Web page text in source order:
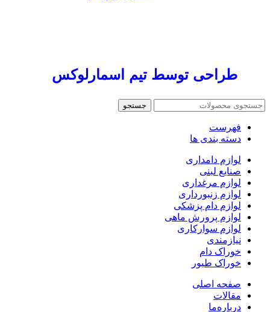
طراحی توسط تیم اسمارلوکس
جستجو
فهرست
دسته بندی ها
لوازم دامداری
صنایع لبنی
لوازم مرغداری
لوازم زنبورداری
لوازم دام پزشکی
لوازم پرورش ماهی
لوازم سوارکاری
نیازمندی
خوراک دام
خوراک طیور
صفحه اصلی
مقالات
درباره‌ما